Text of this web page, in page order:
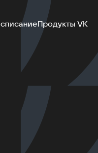
Продукты VK